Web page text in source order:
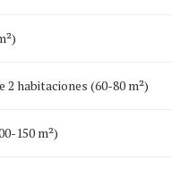
habitaciones (60-80 m²)
150 m²)